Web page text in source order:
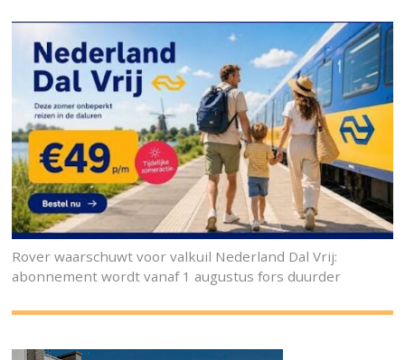
Rover waarschuwt voor valkuil Nederland Dal Vrij:
abonnement wordt vanaf 1 augustus fors duurder